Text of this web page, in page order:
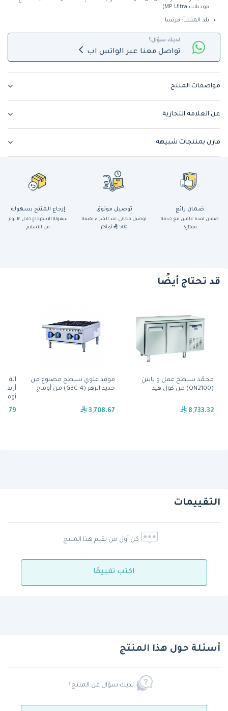
موديلات MP Ultra).
بلد المنشأ: فرنسا
لديك سؤال؟
تواصل معنا عبر الواتس اب
مواصفات المنتج
عن العلامة التجارية
قارن بمنتجات شبيهة
ضمان رائع
ضمان لمدة عامين مع خدمة
ممتازة
توصيل موثوق
توصيل مجاني عند الشراء بقيمة
500
أو أكثر
إرجاع المنتج بسهولة
سهولة الاسترجاع خلال ١٤ يوم
من التسليم
قد تحتاج أيضًا
مجمّد بسطح عمل و بابين
(QN2100) من كول هيد
8,733.32
موقد علوي بسطح مصنوع من
حديد الزهر (GBC-4) من أوماج
3,708.67
آلة
أوماج
التقييمات
كن أول من يقيم هذا المنتج
اكتب تقييمًا
أسئلة حول هذا المنتج
لديك سؤال عن المنتج؟